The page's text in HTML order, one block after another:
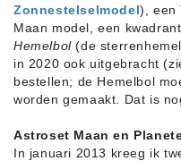
Zonnestelselmodel), een
Maan model, een
Hemelbol(de
in 2020 ook uitgebracht
bestellen; de Hemelbol
worden gemaakt. Dat is
Astroset Maan en
In januari 2013 kreeg ik